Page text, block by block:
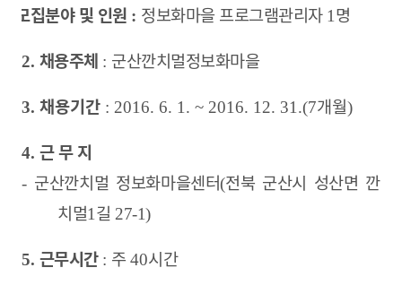
모집분야 및 인원 : 정보화마을 프로그램관리자 1 명
2. 채용주체 : 군산깐치멀정보화마을
3. 채용기간 : 2016. 6. 1. ~ 2016. 12. 31.(7개월)
4. 근 무 지
- 군산깐치멀 정보화마을센터(전북 군산시 성산면 깐
치멀1 길 27-1)
5. 근무시간 : 주40시간